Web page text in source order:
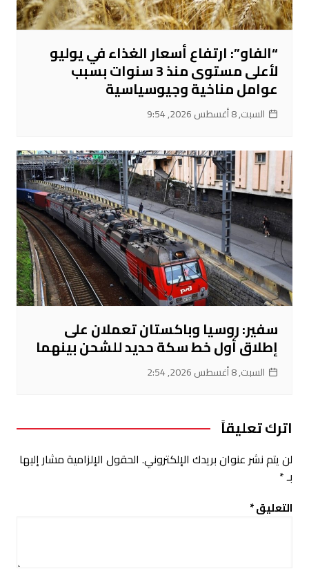
“الفاو”: ارتفاع أسعار الغذاء في يوليو
لأعلى مستوى منذ 3 سنوات بسبب
عوامل مناخية وجيوسياسية
السبت, 8 أغسطس 2026, 9:54
سفير: روسيا وباكستان تعملان على
إطلاق أول خط سكة حديد للشحن بينهما
السبت, 8 أغسطس 2026, 2:54
اترك تعليقاً
لن يتم نشر عنوان بريدك الإلكتروني. الحقول الإلزامية مشار إليها
بـ*
التعليق*